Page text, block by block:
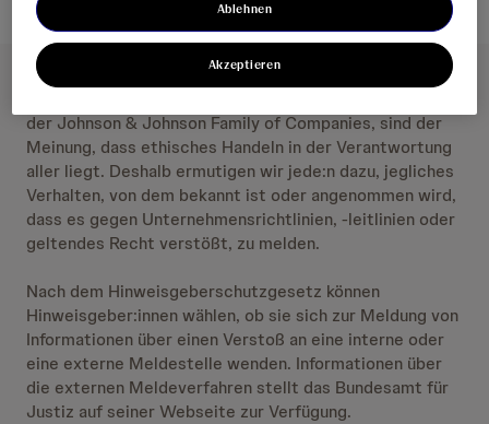
der Johnson & Johnson Family of Companies, sind der
Meinung, dass ethisches Handeln in der Verantwortung
aller liegt. Deshalb ermutigen wir jede:n dazu, jegliches
Verhalten, von dem bekannt ist oder angenommen wird,
dass es gegen Unternehmensrichtlinien, -leitlinien oder
geltendes Recht verstößt, zu melden.
Nach dem Hinweisgeberschutzgesetz können
Hinweisgeber:innen wählen, ob sie sich zur Meldung von
Informationen über einen Verstoß an eine interne oder
eine externe Meldestelle wenden. Informationen über
die externen Meldeverfahren stellt das Bundesamt für
Justiz auf seiner Webseite zur Verfügung.
Ablehnen
Akzeptieren